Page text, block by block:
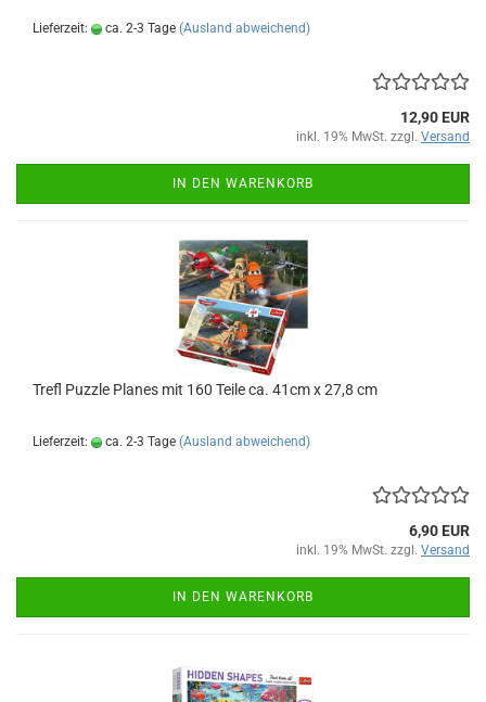
Lieferzeit: ca. 2-3 Tage (Ausland abweichend)
12,90 EUR
inkl. 19% MwSt. zzgl. Versand
IN DEN WARENKORB
Trefl Puz­zle Pla­nes mit 160 Teile ca. 41cm x 27,8 cm
Lieferzeit: ca. 2-3 Tage (Ausland abweichend)
6,90 EUR
inkl. 19% MwSt. zzgl. Versand
IN DEN WARENKORB